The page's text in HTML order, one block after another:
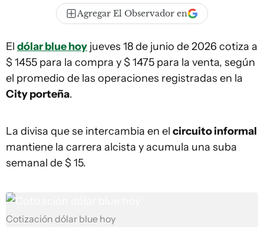
Agregar El Observador en
El dólar blue hoy jueves 18 de junio de 2026 cotiza a
$ 1455 para la compra y $ 1475 para la venta, según
el promedio de las operaciones registradas en la
City porteña.
La divisa que se intercambia en el circuito informal
mantiene la carrera alcista y acumula una suba
semanal de $ 15.
Cotización dólar blue hoy